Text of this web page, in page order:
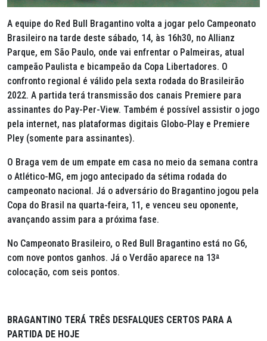
A equipe do Red Bull Bragantino volta a jogar pelo Campeonato
Brasileiro na tarde deste sábado, 14, às 16h30, no Allianz
Parque, em São Paulo, onde vai enfrentar o Palmeiras, atual
campeão Paulista e bicampeão da Copa Libertadores. O
confronto regional é válido pela sexta rodada do Brasileirão
2022. A partida terá transmissão dos canais Premiere para
assinantes do Pay-Per-View. Também é possível assistir o jogo
pela internet, nas plataformas digitais Globo-Play e Premiere
Pley (somente para assinantes).
O Braga vem de um empate em casa no meio da semana contra
o Atlético-MG, em jogo antecipado da sétima rodada do
campeonato nacional. Já o adversário do Bragantino jogou pela
Copa do Brasil na quarta-feira, 11, e venceu seu oponente,
avançando assim para a próxima fase.
No Campeonato Brasileiro, o Red Bull Bragantino está no G6,
com nove pontos ganhos. Já o Verdão aparece na 13ª
colocação, com seis pontos.
BRAGANTINO TERÁ TRÊS DESFALQUES CERTOS PARA A
PARTIDA DE HOJE